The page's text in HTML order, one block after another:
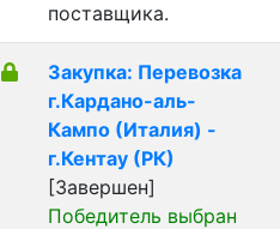
поставщика.
Закупка: Перевозка
г.Кардано-аль-
Кампо (Италия) -
г.Кентау (РК)
[Завершен]
Победитель выбран